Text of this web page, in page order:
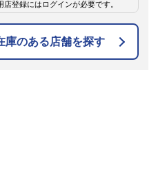
店登録にはログインが必要です。
庫のある店舗を探す